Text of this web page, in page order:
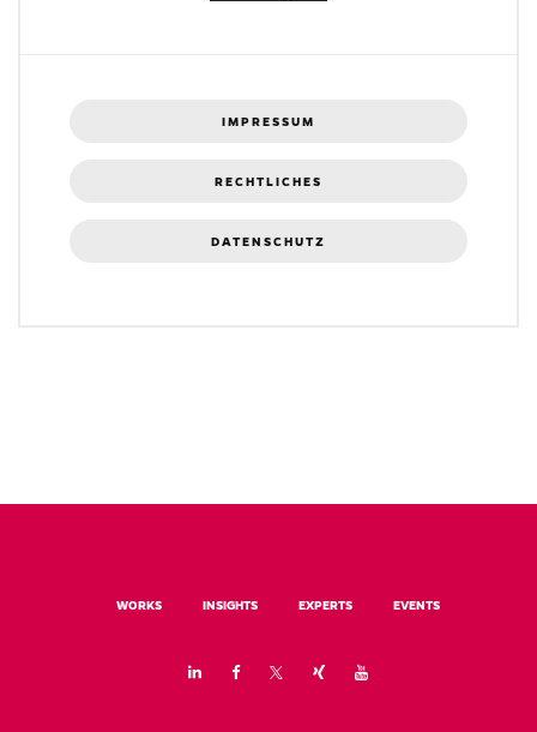
IMPRESSUM
RECHTLICHES
DATENSCHUTZ
WORKS INSIGHTS EXPERTS EVENTS